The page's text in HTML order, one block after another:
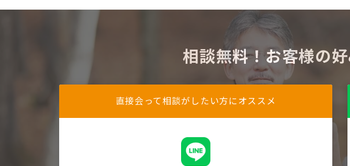
相談無料！お客様の
直接会って相談がしたい方にオススメ